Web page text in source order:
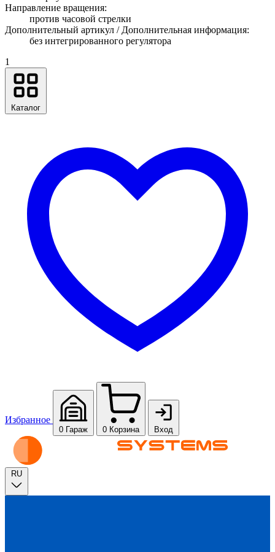
Направление вращения:
против часовой стрелки
Дополнительный артикул / Дополнительная информация:
без интегрированного регулятора
1
Каталог
Избранное
0 Гараж 0 Корзина Вход